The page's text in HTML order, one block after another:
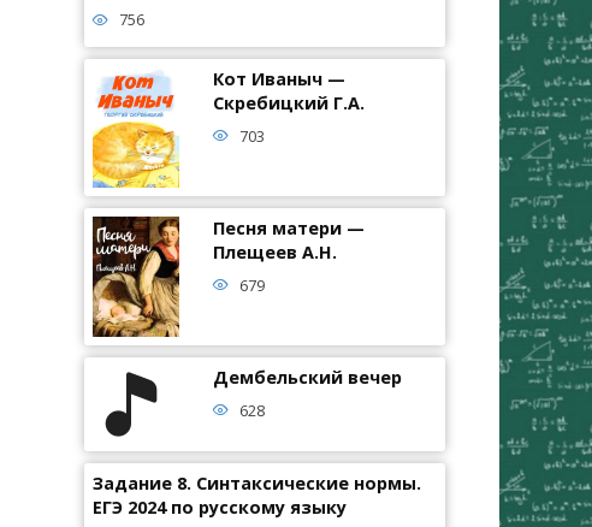
756
Кот Иваныч —
Скребицкий Г.А.
703
Песня матери —
Плещеев А.Н.
679
Дембельский вечер
628
Задание 8. Синтаксические нормы.
ЕГЭ 2024 по русскому языку